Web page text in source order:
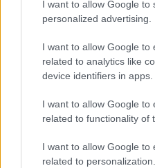
I want to allow Google to
personalized advertising.
I want to allow Google to
related to analytics like
device identifiers in apps.
I want to allow Google to
related to functionality of
I want to allow Google to
related to personalization.
További hírek
Számos népszerű
iPhone 18 bemutató dátum